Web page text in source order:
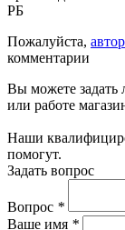
РБ
Пожалуйста,
комментарии
Вы можете задать
или работе
Наши
помогут.
Задать вопрос
Вопрос *
Ваше имя *